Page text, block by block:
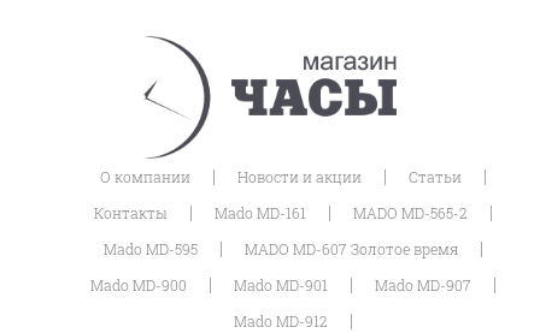
О компании | Новости и акции | Статьи |
Контакты | Mado MD-161 | MADO MD-565-2 |
Mado MD-595 | MADO MD-607 Золотое время |
Mado MD-900 | Mado MD-901 | Mado MD-907 |
Mado MD-912 |